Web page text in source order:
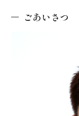
ごあいさつ